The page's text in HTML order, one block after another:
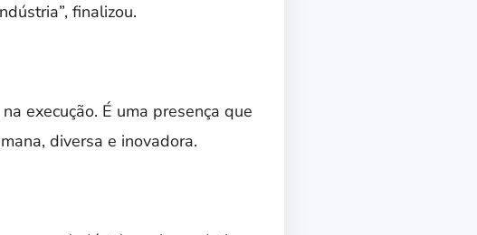
finalizou.
execução. É uma presença que
diversa e inovadora.